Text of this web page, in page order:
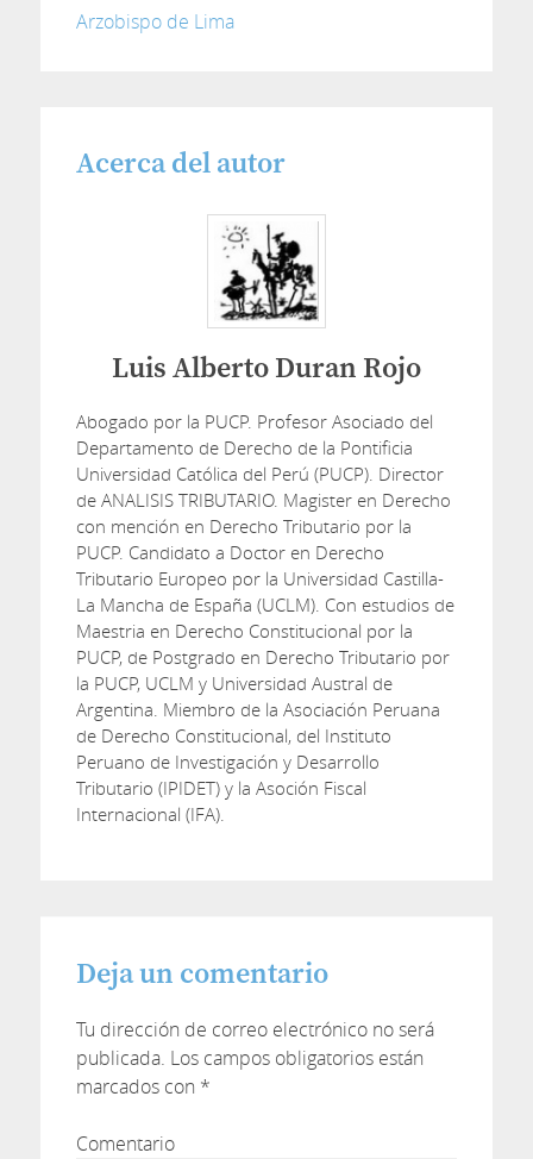
Arzobispo de Lima
Acerca del autor
Luis Alberto Duran Rojo
Abogado por la PUCP. Profesor Asociado del
Departamento de Derecho de la Pontificia
Universidad Católica del Perú (PUCP). Director
de ANALISIS TRIBUTARIO. Magister en Derecho
con mención en Derecho Tributario por la
PUCP. Candidato a Doctor en Derecho
Tributario Europeo por la Universidad Castilla-
La Mancha de España (UCLM). Con estudios de
Maestria en Derecho Constitucional por la
PUCP, de Postgrado en Derecho Tributario por
la PUCP, UCLM y Universidad Austral de
Argentina. Miembro de la Asociación Peruana
de Derecho Constitucional, del Instituto
Peruano de Investigación y Desarrollo
Tributario (IPIDET) y la Asoción Fiscal
Internacional (IFA).
Deja un comentario
Tu dirección de correo electrónico no será
publicada. Los campos obligatorios están
marcados con *
Comentario